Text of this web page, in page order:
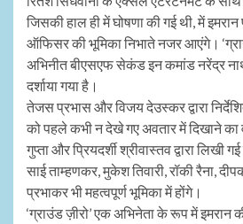
जिसकी हाल ही में घोषणा की गई थी, में
ऑफिसर की भूमिका निभाते नजर आएंगे।
अभिनीत बीएसएफ सेकंड इन कमांड नरेंद्र
दर्शाया गया है।
तेजस प्रभास और विजय देउस्कर द्वारा
को पहले कभी न देखे गए अवतार में दिखाने का
गुप्ता और प्रियदर्शी श्रीवास्तव द्वारा लिखी
साई ताम्हणकर, मुकेश तिवारी, रॉकी रैना,
प्रभाकर भी महत्वपूर्ण भूमिका में होंगे।
‘ग्राउंड ज़ीरो’ एक अभिनेता के रूप में इमरान